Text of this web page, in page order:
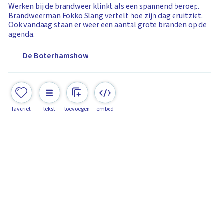
Werken bij de brandweer klinkt als een spannend beroep.
Brandweerman Fokko Slang vertelt hoe zijn dag eruitziet.
Ook vandaag staan er weer een aantal grote branden op de
agenda.
De Boterhamshow
favoriet tekst toevoegen embed